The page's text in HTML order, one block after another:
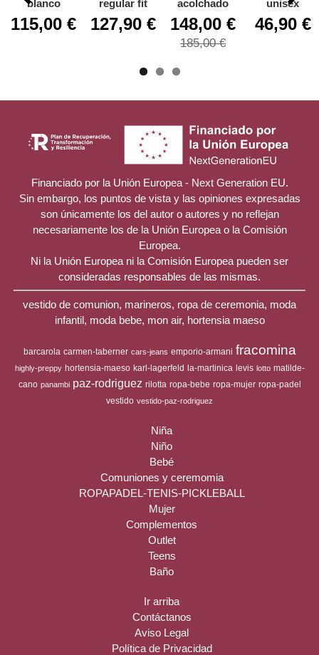
blanco
115,00 €
regular fit
127,90 €
acolchado
148,00 €
185,00 €
unisex
46,90 €
Financiado por la Unión Europea - Next Generation EU.
Sin embargo, los puntos de vista y las opiniones expresadas
son únicamente los del autor o autores y no reflejan
necesariamente los de la Unión Europea o la Comisión
Europea.
Ni la Unión Europea ni la Comisión Europea pueden ser
consideradas responsables de las mismas.
vestido de comunion, marineros, ropa de ceremonia, moda
infantil, moda bebe, mon air, hortensia maeso
barcarola carmen-taberner cars-jeans emporio-armani fracomina
highly-preppy hortensia-maeso karl-lagerfeld la-martinica levis lotto matilde-
cano panambi paz-rodriguez rilotta ropa-bebe ropa-mujer ropa-padel
vestido vestido-paz-rodriguez
Niña
Niño
Bebé
Comuniones y ceremomia
ROPAPADEL-TENIS-PICKLEBALL
Mujer
Complementos
Outlet
Teens
Baño
Ir arriba
Contáctanos
Aviso Legal
Política de Privacidad